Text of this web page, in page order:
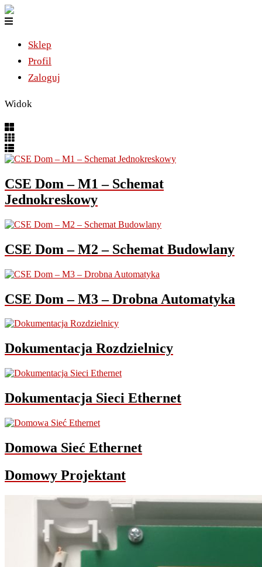
Sklep
Profil
Zaloguj
Widok
CSE Dom – M1 – Schemat
Jednokreskowy
CSE Dom – M2 – Schemat Budowlany
CSE Dom – M3 – Drobna Automatyka
Dokumentacja Rozdzielnicy
Dokumentacja Sieci Ethernet
Domowa Sieć Ethernet
Domowy Projektant